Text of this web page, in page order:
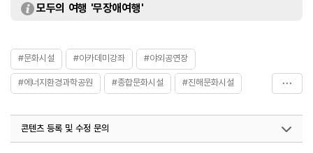
모두의 여행 '무장애여행'
#문화시설 #아카데미강좌 #야외공연장
#에너지환경과학공원 #종합문화시설 #진해문화시설
콘텐츠 등록 및 수정 문의